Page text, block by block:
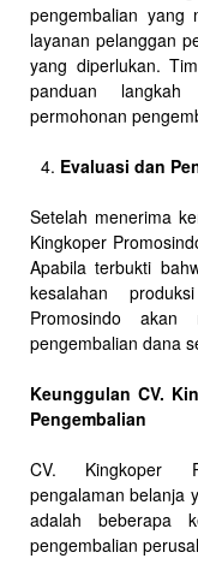
pengembalian yang
layanan pelanggan
yang diperlukan.
panduan
permohonan
Evaluasi dan
Setelah menerima
Kingkoper
Apabila terbukti
kesalahan
Promosindo akan
pengembalian dana
Keunggulan CV.
Pengembalian
CV. Kingkoper
pengalaman belanja
adalah beberapa
pengembalian